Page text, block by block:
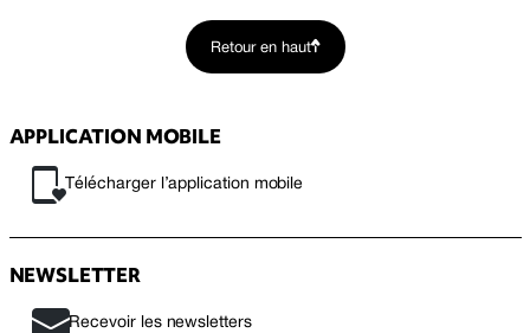
Retour en haut
APPLICATION MOBILE
Télécharger l’application mobile
NEWSLETTER
Recevoir les newsletters